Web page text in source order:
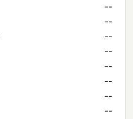
--
--
--
--
--
--
--
--